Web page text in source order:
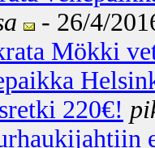
- 26/4/
Mökki
220€!